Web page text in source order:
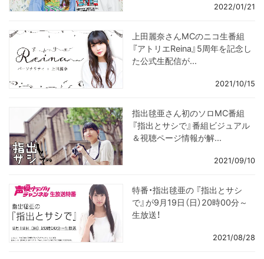
2022/01/21
上田麗奈さんMCのニコ生番組
『アトリエReina』5周年を記念し
た公式生配信が...
2021/10/15
指出毬亜さん初のソロMC番組
『指出とサシで』番組ビジュアル
＆視聴ページ情報が解...
2021/09/10
特番・指出毬亜の 『指出とサシ
で』が9月19日（日）20時00分～
生放送！
2021/08/28